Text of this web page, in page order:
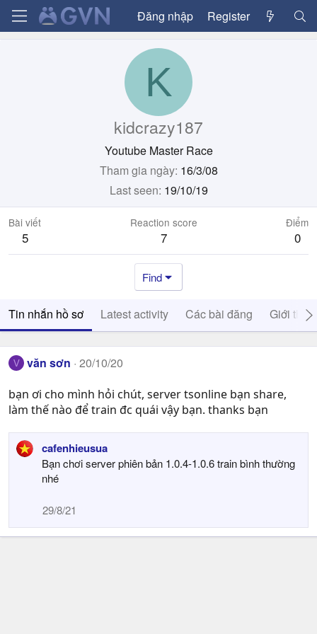
Đăng nhập Register
K
kidcrazy187
Youtube Master Race
Tham gia ngày 16/3/08
Last seen 19/10/19
Bài viết
5
Reaction score
7
Điểm
0
Find
Tin nhắn hồ sơ Latest activity Các bài đăng Giới thiệu
V văn sơn 20/10/20
bạn ơi cho mình hỏi chút, server tsonline bạn share,
làm thế nào để train đc quái vậy bạn. thanks bạn
cafenhieusua
Bạn chơi server phiên bản 1.0.4-1.0.6 train bình thường
nhé
29/8/21